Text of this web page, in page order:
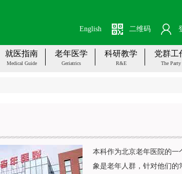
二维码
English
就医指南
Medical Guide
老年医学
Geriatrics
科研教学
R&E
党群工
The Party
本科作为北京老年医院的一
象是老年人群，针对他们